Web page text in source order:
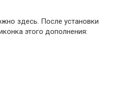
здесь. После установки
этого дополнения: